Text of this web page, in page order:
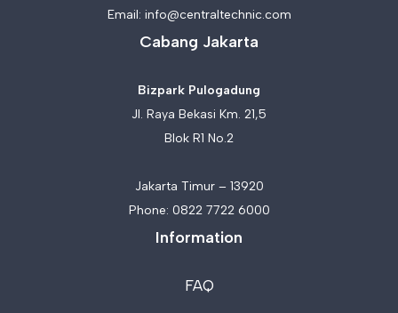
Email: info@centraltechnic.com
Cabang Jakarta
Bizpark Pulogadung
Jl. Raya Bekasi Km. 21,5
Blok R1 No.2
Jakarta Timur – 13920
Phone: 0822 7722 6000
Information
FAQ